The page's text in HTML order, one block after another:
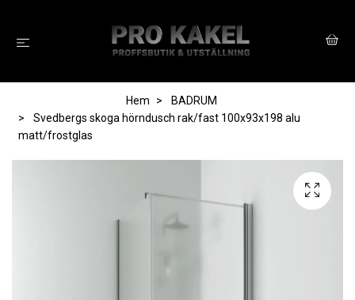
Hem
BADRUM
Svedbergs skoga hörndusch rak/fast 100x93x198 alu
matt/frostglas